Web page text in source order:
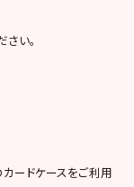
い。
ードケースをご利用